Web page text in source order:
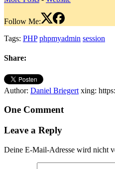
Follow Me:
Tags: PHP phpmyadmin session
Share:
Author: Daniel Briegert xing:
One Comment
Leave a Reply
Deine E-Mail-Adresse wird nicht